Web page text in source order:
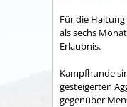
Für die
als sechs
Erlaubnis.
Kampfhunde
gesteigerten
gegenüber